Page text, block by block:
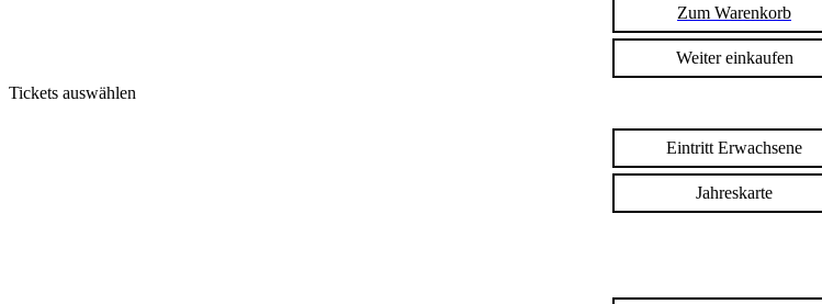
Zum Warenkorb
Weiter einkaufen
Tickets auswählen
Eintritt Erwachsene
Jahreskarte